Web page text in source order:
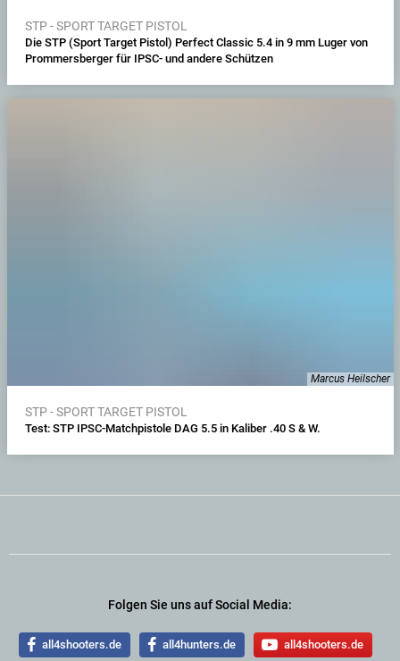
STP - SPORT TARGET PISTOL
Die STP (Sport Target Pistol) Perfect Classic 5.4 in 9 mm Luger von
Prommersberger für IPSC- und andere Schützen
Marcus Heilscher
STP - SPORT TARGET PISTOL
Test: STP IPSC-Matchpistole DAG 5.5 in Kaliber .40 S & W.
Folgen Sie uns auf Social Media:
all4shooters.de all4hunters.de all4shooters.de